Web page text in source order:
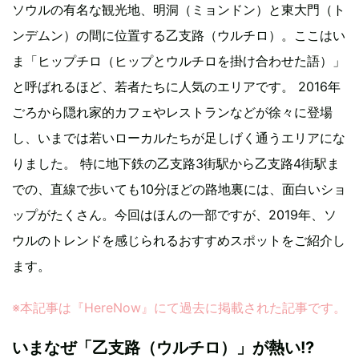
ソウルの有名な観光地、明洞（ミョンドン）と東大門（ト
ンデムン）の間に位置する乙支路（ウルチロ）。ここはい
ま「ヒップチロ（ヒップとウルチロを掛け合わせた語）」
と呼ばれるほど、若者たちに人気のエリアです。 2016年
ごろから隠れ家的カフェやレストランなどが徐々に登場
し、いまでは若いローカルたちが足しげく通うエリアにな
りました。 特に地下鉄の乙支路3街駅から乙支路4街駅ま
での、直線で歩いても10分ほどの路地裏には、面白いショ
ップがたくさん。今回はほんの一部ですが、2019年、ソ
ウルのトレンドを感じられるおすすめスポットをご紹介し
ます。
※本記事は『HereNow』にて過去に掲載された記事です。
いまなぜ「乙支路（ウルチロ）」が熱い!?